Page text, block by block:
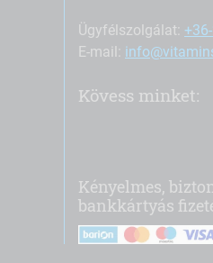
Ügyfélszolgálat:
E-mail:
Kövess minket:
Kényelmes,
bankkártyás